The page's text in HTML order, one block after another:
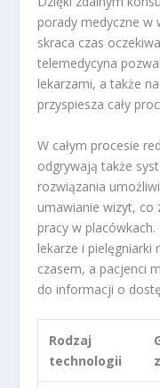
porady medyczne w
skraca czas
telemedycyna
lekarzami, a także
przyspiesza cały
W całym procesie
odgrywają także
rozwiązania
umawianie wizyt, co
pracy w
lekarze i pielęgniarki
czasem, a pacjenci
do informacji o
Rodzaj
technologii